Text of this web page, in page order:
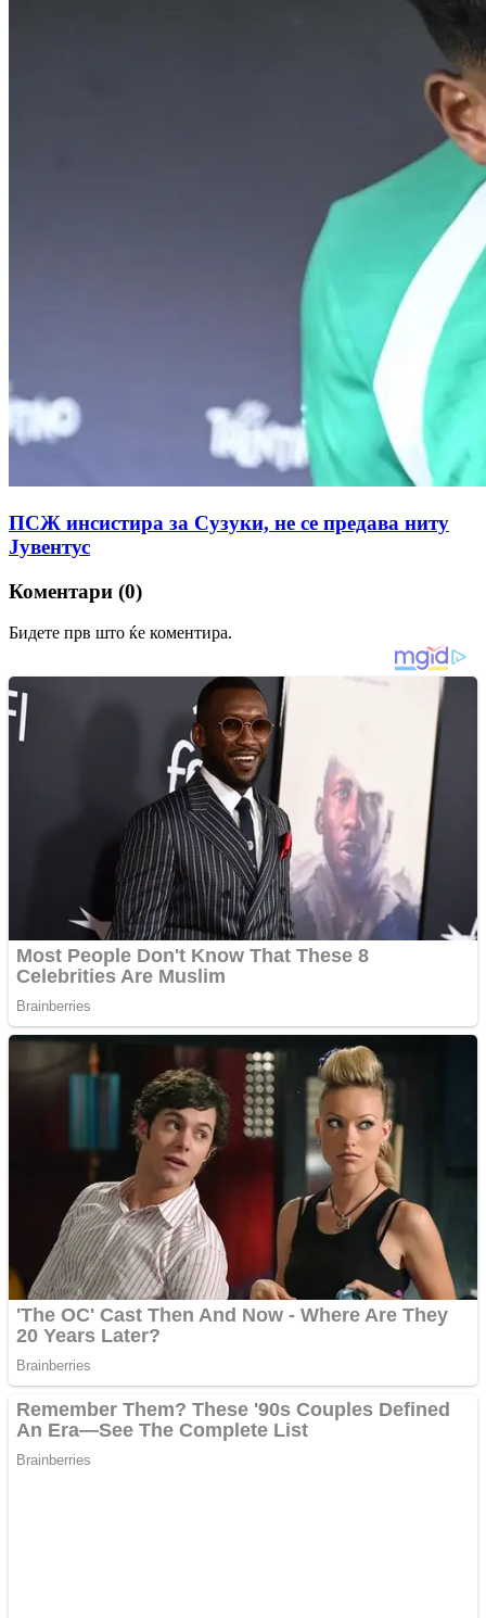
ПСЖ инсистира за Сузуки, не се предава ниту
Јувентус
Коментари (0)
Бидете прв што ќе коментира.